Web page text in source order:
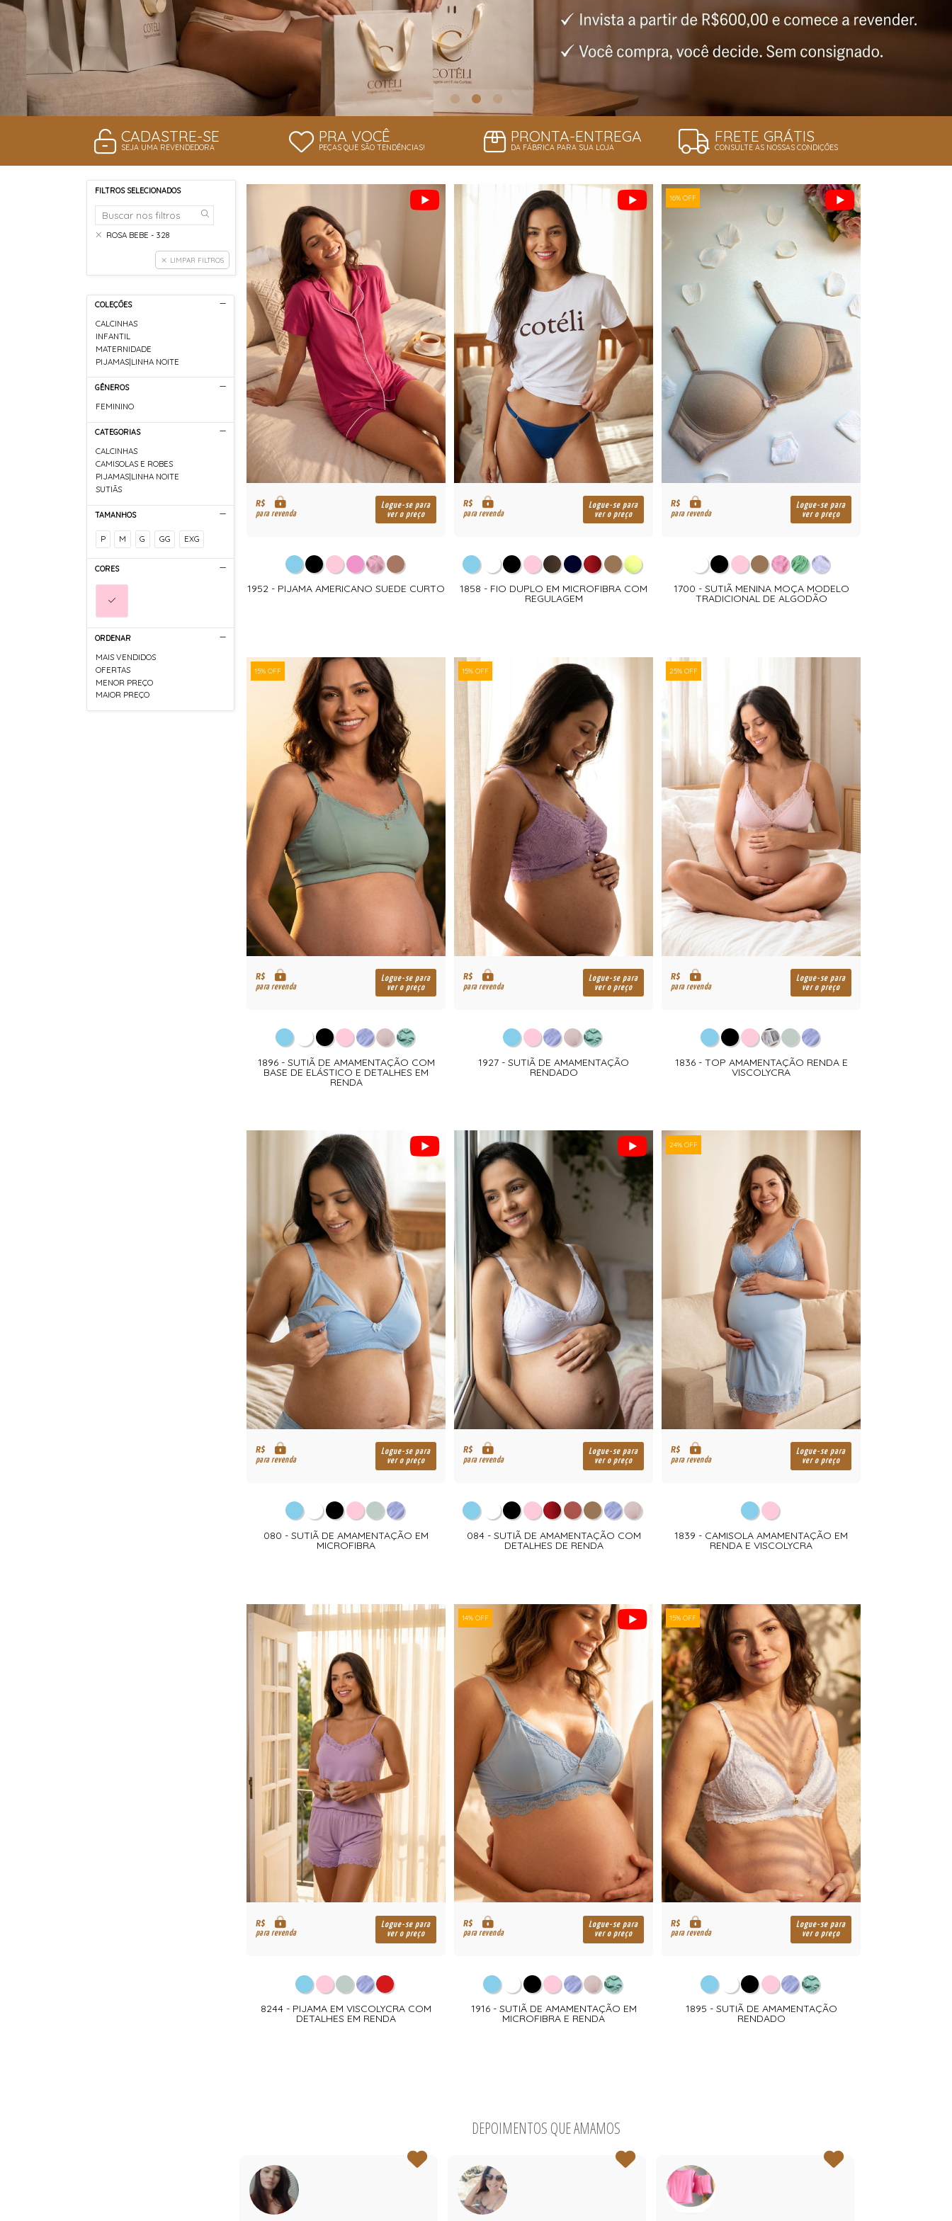
CADASTRE-SE
SEJA UMA REVENDEDORA
PRA VOCÊ
PEÇAS QUE SÃO TENDÊNCIAS!
PRONTA-ENTREGA
DA FÁBRICA PARA SUA LOJA
FRETE GRÁTIS
CONSULTE AS NOSSAS CONDIÇÕES
FILTROS SELECIONADOS
ROSA BEBE - 328
LIMPAR FILTROS
COLEÇÕES
CALCINHAS
INFANTIL
MATERNIDADE
PIJAMAS|LINHA NOITE
GÊNEROS
FEMININO
CATEGORIAS
CALCINHAS
CAMISOLAS E ROBES
PIJAMAS|LINHA NOITE
SUTIÃS
TAMANHOS
P M G GG EXG
CORES
ORDENAR
MAIS VENDIDOS
OFERTAS
MENOR PREÇO
MAIOR PREÇO
R$
para revenda
Logue-se para
ver o preço
1952 - PIJAMA AMERICANO SUEDE CURTO
R$
para revenda
Logue-se para
ver o preço
1858 - FIO DUPLO EM MICROFIBRA COM
REGULAGEM
16% OFF
R$
para revenda
Logue-se para
ver o preço
1700 - SUTIÃ MENINA MOÇA MODELO
TRADICIONAL DE ALGODÃO
15% OFF
R$
para revenda
Logue-se para
ver o preço
1896 - SUTIÃ DE AMAMENTAÇÃO COM
BASE DE ELÁSTICO E DETALHES EM
RENDA
15% OFF
R$
para revenda
Logue-se para
ver o preço
1927 - SUTIÃ DE AMAMENTAÇÃO
RENDADO
25% OFF
R$
para revenda
Logue-se para
ver o preço
1836 - TOP AMAMENTAÇÃO RENDA E
VISCOLYCRA
R$
para revenda
Logue-se para
ver o preço
080 - SUTIÃ DE AMAMENTAÇÃO EM
MICROFIBRA
R$
para revenda
Logue-se para
ver o preço
084 - SUTIÃ DE AMAMENTAÇÃO COM
DETALHES DE RENDA
24% OFF
R$
para revenda
Logue-se para
ver o preço
1839 - CAMISOLA AMAMENTAÇÃO EM
RENDA E VISCOLYCRA
R$
para revenda
Logue-se para
ver o preço
8244 - PIJAMA EM VISCOLYCRA COM
DETALHES EM RENDA
14% OFF
R$
para revenda
Logue-se para
ver o preço
1916 - SUTIÃ DE AMAMENTAÇÃO EM
MICROFIBRA E RENDA
15% OFF
R$
para revenda
Logue-se para
ver o preço
1895 - SUTIÃ DE AMAMENTAÇÃO
RENDADO
DEPOIMENTOS QUE AMAMOS